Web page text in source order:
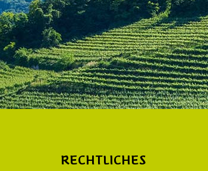
RECHTLICHES